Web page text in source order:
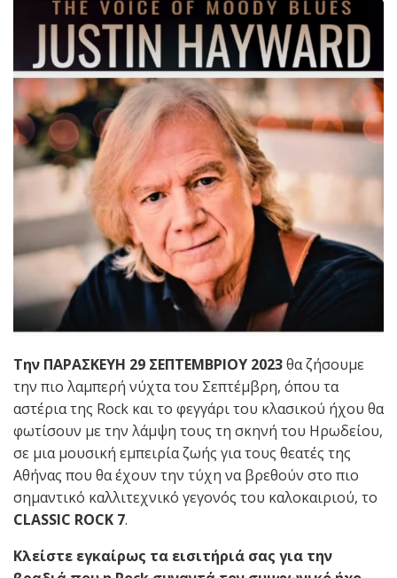
Την ΠΑΡΑΣΚΕΥΗ 29 ΣΕΠΤΕΜΒΡΙΟΥ 2023θα ζήσουμε
την πιο λαμπερή νύχτα του Σεπτέμβρη, όπου τα
αστέρια της Rock και το φεγγάρι του κλασικού ήχου θα
φωτίσουν με την λάμψη τους τη σκηνή του Ηρωδείου,
σε μια μουσική εμπειρία ζωής για τους θεατές της
Αθήνας που θα έχουν την τύχη να βρεθούν στο πιο
σημαντικό καλλιτεχνικό γεγονός του καλοκαιριού, το
CLASSIC ROCK 7.
Κλείστε εγκαίρως τα εισιτήριά σας για την